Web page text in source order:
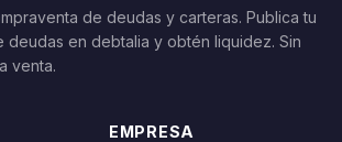
de deudas y carteras. Publica tu
deudas en debtalia y obtén liquidez. Sin
venta.
EMPRESA